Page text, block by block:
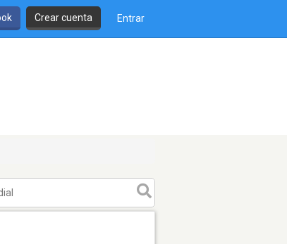
Crear cuenta Entrar